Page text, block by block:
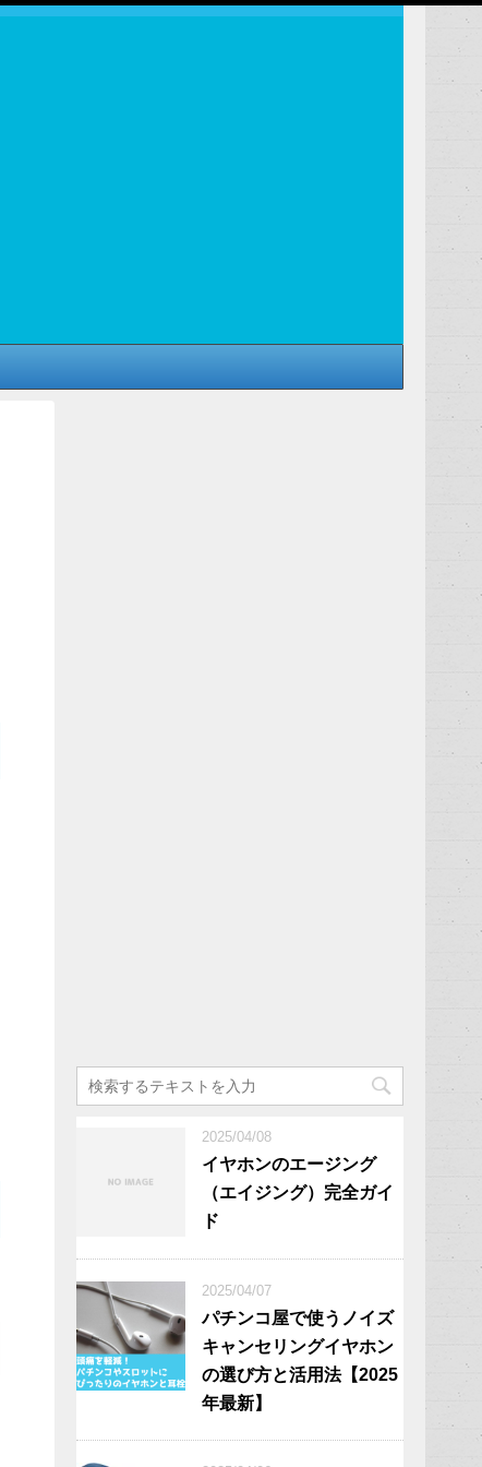
2025/04/08
イヤホンのエージング
（エイジング）完全ガイ
ド
2025/04/07
パチンコ屋で使うノイズ
キャンセリングイヤホン
の選び方と活用法【2025
年最新】